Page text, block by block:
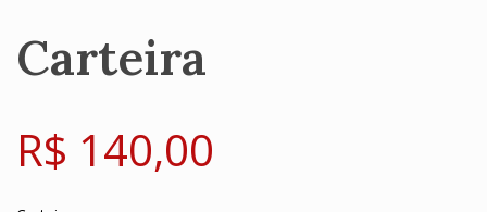
Carteira
R$ 140,00